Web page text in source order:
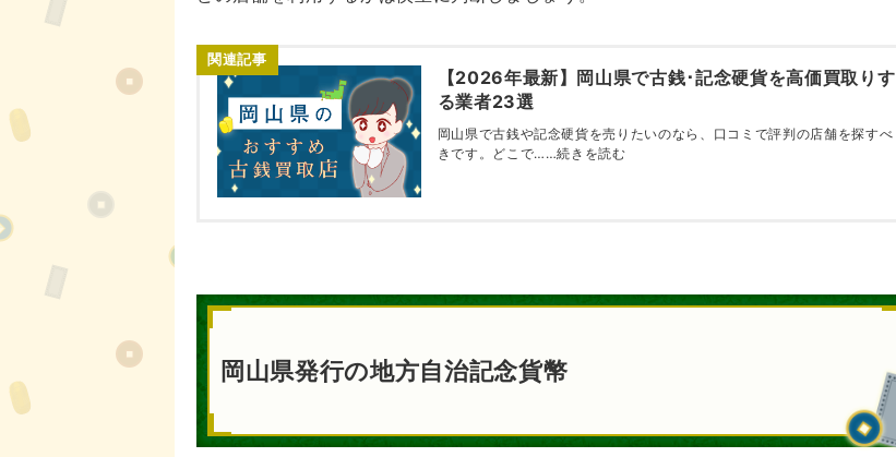
【2026年最新】岡山県で古銭･記念硬貨を高価買取りす
る業者23選
岡山県で古銭や記念硬貨を売りたいのなら、口コミで評判の店舗を探すべ
きです。どこで……続きを読む
岡山県発行の地方自治記念貨幣